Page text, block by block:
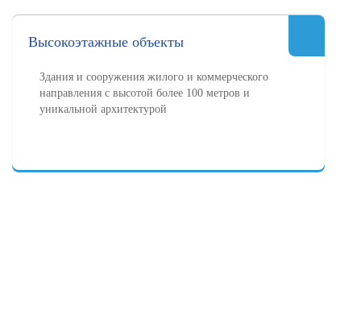
Высокоэтажные объекты
Здания и сооружения жилого и коммерческого
направления с высотой более 100 метров и
уникальной архитектурой